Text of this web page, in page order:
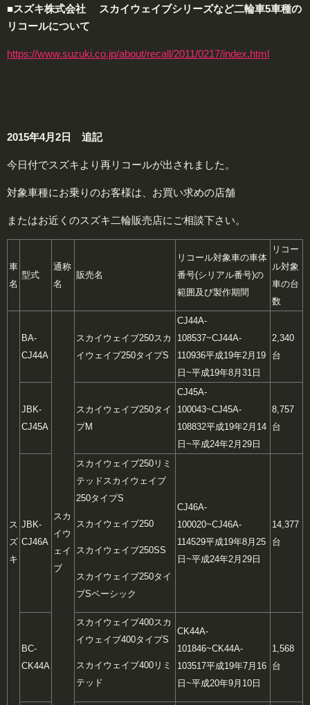
■スズキ株式会社 スカイウェイブシリーズなど二輪車5車種の
リコールについて
https://www.suzuki.co.jp/about/recall/2011/0217/index.html
2015年4月2日 追記
今日付でスズキより再リコールが出されました。
対象車種にお乗りのお客様は、お買い求めの店舗
またはお近くのスズキ二輪販売店にご相談下さい。
車
名
型式
通称
名
販売名
リコール対象車の車体
番号(シリアル番号)の
範囲及び製作期間
リコー
ル対象
車の台
数
ス
ズ
キ
BA-
CJ44A
スカ
イウ
ェイ
ブ
スカイウェイブ250スカ
イウェイブ250タイプS
CJ44A-
108537~CJ44A-
110936平成19年2月19
日~平成19年8月31日
2,340
台
JBK-
CJ45A
スカイウェイブ250タイ
プM
CJ45A-
100043~CJ45A-
108832平成19年2月14
日~平成24年2月29日
8,757
台
JBK-
CJ46A
スカイウェイブ250リミ
テッド スカイウェイブ
250タイプS
スカイウェイブ250
スカイウェイブ250SS
スカイウェイブ250タイ
プSベーシック
CJ46A-
100020~CJ46A-
114529平成19年8月25
日~平成24年2月29日
14,377
台
BC-
CK44A
スカイウェイブ400スカ
イウェイブ400タイプS
スカイウェイブ400リミ
テッド
CK44A-
101846~CK44A-
103517平成19年7月16
日~平成20年9月10日
1,568
台